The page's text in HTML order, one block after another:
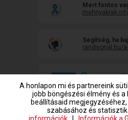
Mert fontos
Segítség, ha
randivonal.hu/
A honlapon mi és partnereink
jobb böngészési élmény és
beállításaid
szabásához és